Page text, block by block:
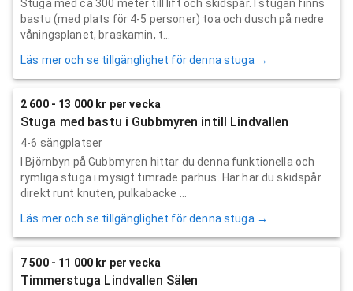
Stuga med ca 300 meter till lift och skidspår. I stugan finns
bastu (med plats för 4-5 personer) toa och dusch på nedre
våningsplanet, braskamin, t...
Läs mer och se tillgänglighet för denna stuga →
2 600 - 13 000 kr per vecka
Stuga med bastu i Gubbmyren intill Lindvallen
4-6 sängplatser
I Björnbyn på Gubbmyren hittar du denna funktionella och
rymliga stuga i mysigt timrade parhus. Här har du skidspår
direkt runt knuten, pulkabacke ...
Läs mer och se tillgänglighet för denna stuga →
7 500 - 11 000 kr per vecka
Timmerstuga Lindvallen Sälen